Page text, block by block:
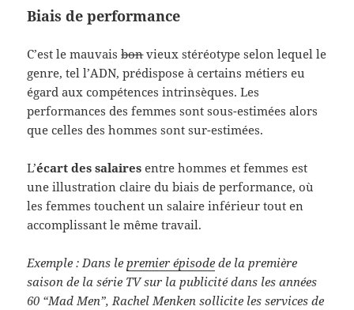
Biais de performance
C’est le mauvaisbonvieux stéréotype selon lequel le
genre, tel l’ADN, prédispose à certains métiers eu
égard aux compétences intrinsèques. Les
performances des femmes sont sous-estimées alors
que celles des hommes sont sur-estimées.
L’écart des salaires entre hommes et femmes est
une illustration claire du biais de performance, où
les femmes touchent un salaire inférieur tout en
accomplissant le même travail.
Exemple : Dans lepremier épisode de la première
saison de la série TV sur la publicité dans les années
60 “Mad Men”, Rachel Menken sollicite les services de